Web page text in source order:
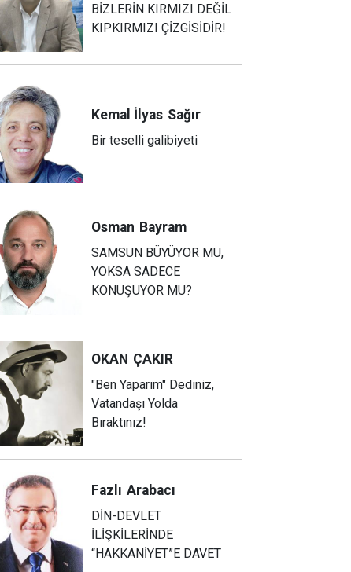
BİZLERİN KIRMIZI DEĞİL
KIPKIRMIZI ÇİZGİSİDİR!
Kemal İlyas Sağır
Bir teselli galibiyeti
Osman Bayram
SAMSUN BÜYÜYOR MU,
YOKSA SADECE
KONUŞUYOR MU?
OKAN ÇAKIR
"Ben Yaparım" Dediniz,
Vatandaşı Yolda
Bıraktınız!
Fazlı Arabacı
DİN-DEVLET
İLİŞKİLERİNDE
“HAKKANİYET”E DAVET